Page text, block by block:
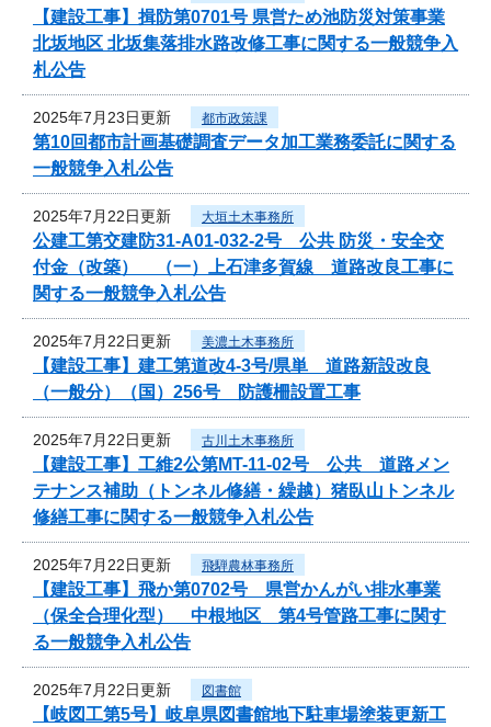
【建設工事】揖防第0701号 県営ため池防災対策事業
北坂地区 北坂集落排水路改修工事に関する一般競争入
札公告
2025年7月23日更新 都市政策課
第10回都市計画基礎調査データ加工業務委託に関する
一般競争入札公告
2025年7月22日更新 大垣土木事務所
公建工第交建防31-A01-032-2号 公共 防災・安全交
付金（改築） （一）上石津多賀線 道路改良工事に
関する一般競争入札公告
2025年7月22日更新 美濃土木事務所
【建設工事】建工第道改4-3号/県単 道路新設改良
（一般分）（国）256号 防護柵設置工事
2025年7月22日更新 古川土木事務所
【建設工事】工維2公第MT-11-02号 公共 道路メン
テナンス補助（トンネル修繕・繰越）猪臥山トンネル
修繕工事に関する一般競争入札公告
2025年7月22日更新 飛騨農林事務所
【建設工事】飛か第0702号 県営かんがい排水事業
（保全合理化型） 中根地区 第4号管路工事に関す
る一般競争入札公告
2025年7月22日更新 図書館
【岐図工第5号】岐阜県図書館地下駐車場塗装更新工